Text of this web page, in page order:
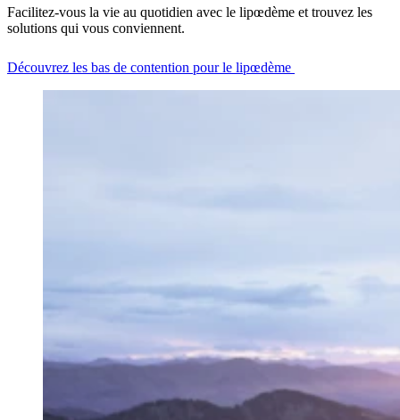
Facilitez-vous la vie au quotidien avec le lipœdème et trouvez les
solutions qui vous conviennent.
Découvrez les bas de contention pour le lipœdème